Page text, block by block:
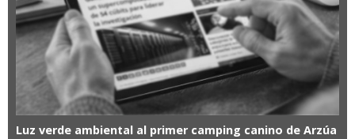
Luz verde ambiental al primer camping canino de Arzúa